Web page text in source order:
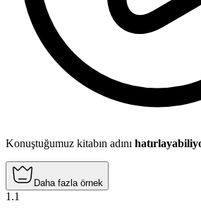
Konuştuğumuz kitabın adını
Daha fazla örnek
1 .1